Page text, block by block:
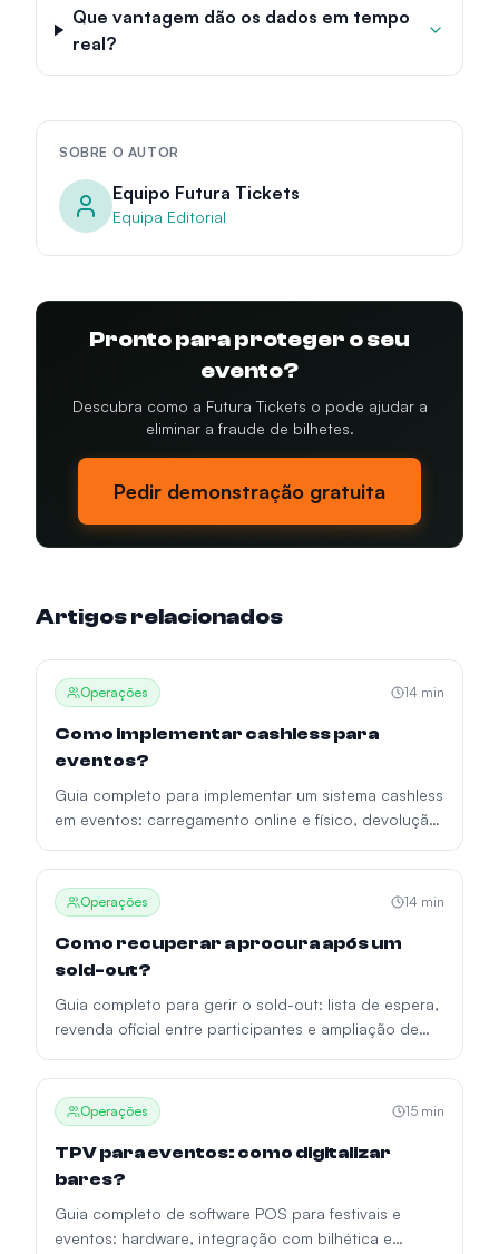
Que vantagem dão os dados em tempo
real?
SOBRE O AUTOR
Equipo Futura Tickets
Equipa Editorial
Pronto para proteger o seu
evento?
Descubra como a Futura Tickets o pode ajudar a
eliminar a fraude de bilhetes.
Pedir demonstração gratuita
Artigos relacionados
Operações 14 min
Como implementar cashless para
eventos?
Guia completo para implementar um sistema cashless
em eventos: carregamento online e físico, devolução
Operações 14 min
Como recuperar a procura após um
sold-out?
Guia completo para gerir o sold-out: lista de espera,
revenda oficial entre participantes e ampliação de
procura perdida.
Operações 15 min
TPV para eventos: como digitalizar
bares?
Guia completo de software POS para festivais e
eventos: hardware, integração com bilhética e